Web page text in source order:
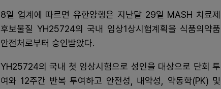
8일 업계에 따르면 유한양행은 지난달 29일 MASH 치료제
후보물질 YH25724의 국내 임상1상시험계획을 식품의약품
안전처로부터 승인받았다.
YH25724의 국내 첫 임상시험으로 성인을 대상으로 단회 투
여와 12주간 반복 투여하고 안전성, 내약성, 약동학(PK) 및